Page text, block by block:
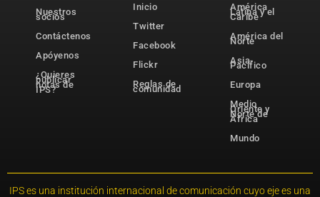
Nuestros
socios
Contáctenos
Apóyenos
¿Quieres
publicar
notas de
IPS?
Inicio
Twitter
Facebook
Flickr
Reglas de
comunidad
América
Latina y el
Caribe
América del
Norte
Asia-
Pacífico
Europa
Medio
Oriente y
Norte de
África
Mundo
IPS es una institución internacional de comunicación cuyo eje es una